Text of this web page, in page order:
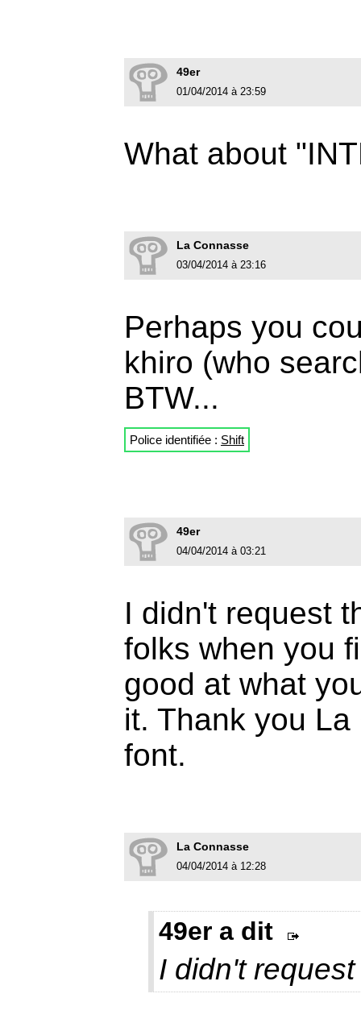
49er
01/04/2014 à 23:59
What about
La Connasse
03/04/2014 à 23:16
Perhaps you
khiro (who
BTW...
Police identifiée : Shift
49er
04/04/2014 à 03:21
I didn't request
folks when you
good at what
it. Thank you
font.
La Connasse
04/04/2014 à 12:28
49er a dit
I didn't